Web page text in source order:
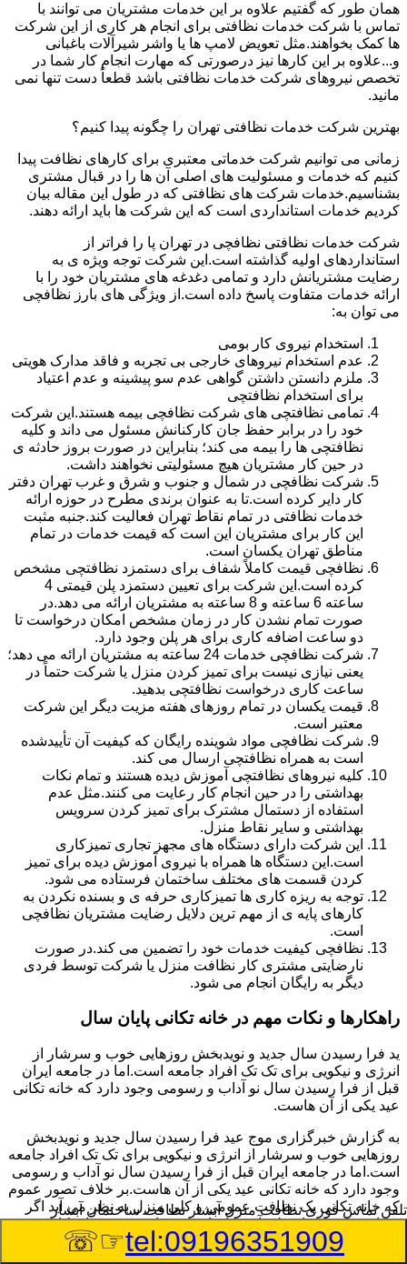
همان طور که گفتیم علاوه بر این خدمات مشتریان می توانند با
تماس با شرکت خدمات نظافتی برای انجام هر کاری از این شرکت
ها کمک بخواهند.مثل تعویض لامپ ها یا واشر شیرآلات باغبانی
و...علاوه بر این کارها نیز درصورتی که مهارت انجام کار شما در
تخصص نیروهای شرکت خدمات نظافتی باشد قطعاً دست تنها نمی
مانید.
بهترین شرکت خدمات نظافتی تهران را چگونه پیدا کنیم؟
زمانی می توانیم شرکت خدماتی معتبری برای کارهای نظافت پیدا
کنیم که خدمات و مسئولیت های اصلی آن ها را در قبال مشتری
بشناسیم.خدمات شرکت های نظافتی که در طول این مقاله بیان
کردیم خدمات استانداردی است که این شرکت ها باید ارائه دهند.
شرکت خدمات نظافتی نظافچی در تهران پا را فراتر از
استانداردهای اولیه گذاشته است.این شرکت توجه ویژه ی به
رضایت مشتریانش دارد و تمامی دغدغه های مشتریان خود را با
ارائه خدمات متفاوت پاسخ داده است.از ویژگی های بارز نظافچی
می توان به:
استخدام نیروی کار بومی
عدم استخدام نیروهای خارجی بی تجربه و فاقد مدارک هویتی
ملزم دانستن داشتن گواهی عدم سو پیشینه و عدم اعتیاد
برای استخدام نظافتچی
تمامی نظافتچی های شرکت نظافچی بیمه هستند.این شرکت
خود را در برابر حفظ جان کارکنانش مسئول می داند و کلیه
نظافتچی ها را بیمه می کند؛ بنابراین در صورت بروز حادثه ی
در حین کار مشتریان هیچ مسئولیتی نخواهند داشت.
شرکت نظافچی در شمال و جنوب و شرق و غرب تهران دفتر
کار دایر کرده است.تا به عنوان برندی مطرح در حوزه ارائه
خدمات نظافتی در تمام نقاط تهران فعالیت کند.جنبه مثبت
این کار برای مشتریان این است که قیمت خدمات در تمام
مناطق تهران یکسان است.
نظافچی قیمت کاملاً شفاف برای دستمزد نظافتچی مشخص
کرده است.این شرکت برای تعیین دستمزد پلن قیمتی 4
ساعته 6 ساعته و 8 ساعته به مشتریان ارائه می دهد.در
صورت تمام نشدن کار در زمان مشخص امکان درخواست تا
دو ساعت اضافه کاری برای هر پلن وجود دارد.
شرکت نظافچی خدمات 24 ساعته به مشتریان ارائه می دهد؛
یعنی نیازی نیست برای تمیز کردن منزل یا شرکت حتماً در
ساعت کاری درخواست نظافتچی بدهید.
قیمت یکسان در تمام روزهای هفته مزیت دیگر این شرکت
معتبر است.
شرکت نظافچی مواد شوینده رایگان که کیفیت آن تأییدشده
است به همراه نظافتچی ارسال می کند.
کلیه نیروهای نظافتچی آموزش دیده هستند و تمام نکات
بهداشتی را در حین انجام کار رعایت می کنند.مثل عدم
استفاده از دستمال مشترک برای تمیز کردن سرویس
بهداشتی و سایر نقاط منزل.
این شرکت دارای دستگاه های مجهز تجاری تمیزکاری
است.این دستگاه ها همراه با نیروی آموزش دیده برای تمیز
کردن قسمت های مختلف ساختمان فرستاده می شود.
توجه به ریزه کاری ها تمیزکاری حرفه ی و بسنده نکردن به
کارهای پایه ی از مهم ترین دلایل رضایت مشتریان نظافچی
است.
نظافچی کیفیت خدمات خود را تضمین می کند.در صورت
نارضایتی مشتری کار نظافت منزل یا شرکت توسط فردی
دیگر به رایگان انجام می شود.
راهکارها و نکات مهم در خانه تکانی پایان سال
ید فرا رسیدن سال جدید و نویدبخش روزهایی خوب و سرشار از
انرژی و نیکویی برای تک تک افراد جامعه است.اما در جامعه ایران
قبل از فرا رسیدن سال نو آداب و رسومی وجود دارد که خانه تکانی
عید یکی از آن هاست.
به گزارش خبرگزاری موج عید فرا رسیدن سال جدید و نویدبخش
روزهایی خوب و سرشار از انرژی و نیکویی برای تک تک افراد جامعه
است.اما در جامعه ایران قبل از فرا رسیدن سال نو آداب و رسومی
وجود دارد که خانه تکانی عید یکی از آن هاست.بر خلاف تصور عموم
که خانه تکانی یک نظافت عمومی و کلی منزل به نظر می آید اگر
بخواهیم به طور اصولی آن را انجام دهیم باید به برخی از نکات توجه
بیشتر داشته باشیم.
تلفن تماس فورینظافت منزل آبشار نظافت ساختمان آبشار
tel:09196351909
☞☏